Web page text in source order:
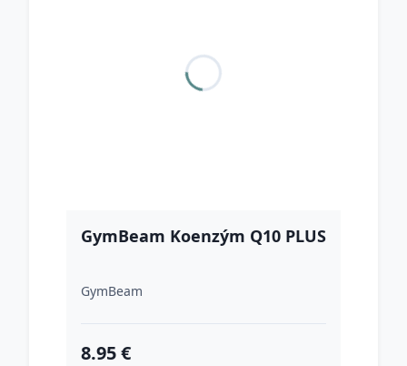
GymBeam Koenzým Q10 PLUS
GymBeam
8.95 €